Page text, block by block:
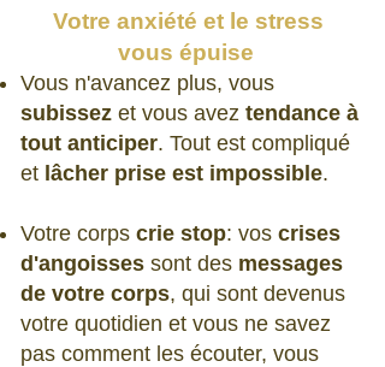
Votre anxiété et le stress
vous épuise
Vous n'avancez plus, vous
subissez et vous avez tendance à
tout anticiper. Tout est compliqué
et lâcher prise est impossible.
Votre corps crie stop: vos crises
d'angoisses sont des messages
de votre corps, qui sont devenus
votre quotidien et vous ne savez
pas comment les écouter, vous